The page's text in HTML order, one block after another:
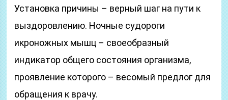
Установка причины – верный шаг на пути к
выздоровлению. Ночные судороги
икроножных мышц – своеобразный
индикатор общего состояния организма,
проявление которого – весомый предлог для
обращения к врачу.